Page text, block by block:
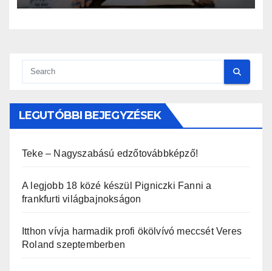
LEGUTÓBBI BEJEGYZÉSEK
Teke – Nagyszabású edzőtovábbképző!
A legjobb 18 közé készül Pigniczki Fanni a
frankfurti világbajnokságon
Itthon vívja harmadik profi ökölvívó meccsét Veres
Roland szeptemberben